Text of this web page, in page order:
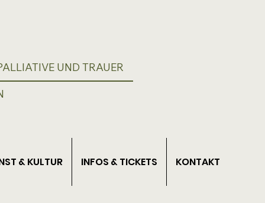
UND TRAUER
& KULTUR INFOS & TICKETS KONTAKT